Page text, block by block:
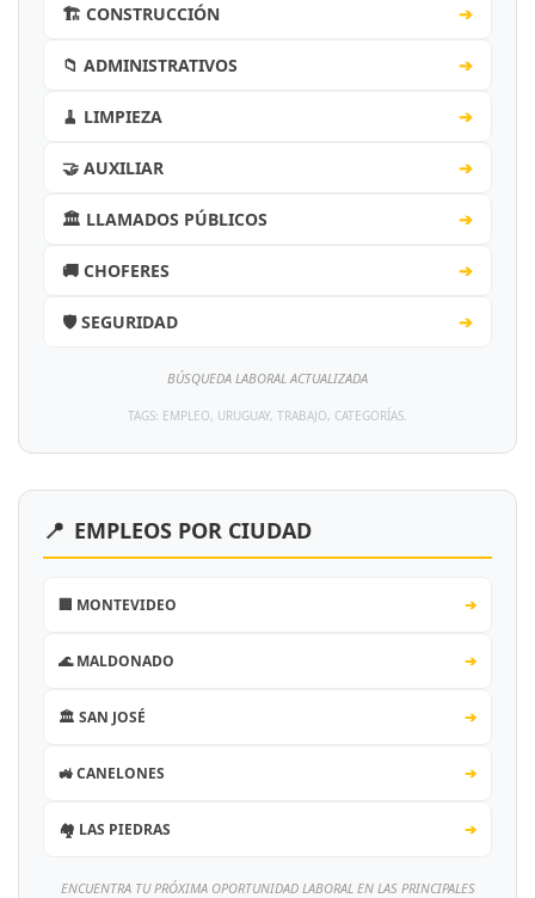
🏗️ CONSTRUCCIÓN ➔
📁 ADMINISTRATIVOS ➔
🧹 LIMPIEZA ➔
🤝 AUXILIAR ➔
🏛️ LLAMADOS PÚBLICOS ➔
🚚 CHOFERES ➔
🛡️ SEGURIDAD ➔
BÚSQUEDA LABORAL ACTUALIZADA
TAGS: EMPLEO, URUGUAY, TRABAJO, CATEGORÍAS.
📍 EMPLEOS POR CIUDAD
🏢 MONTEVIDEO ➔
🌊 MALDONADO ➔
🏛️ SAN JOSÉ ➔
🚜 CANELONES ➔
🏘️ LAS PIEDRAS ➔
ENCUENTRA TU PRÓXIMA OPORTUNIDAD LABORAL EN LAS PRINCIPALES